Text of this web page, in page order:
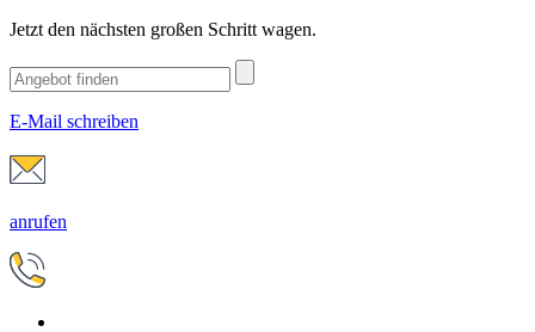
Jetzt den nächsten großen Schritt wagen.
E-Mail schreiben
anrufen